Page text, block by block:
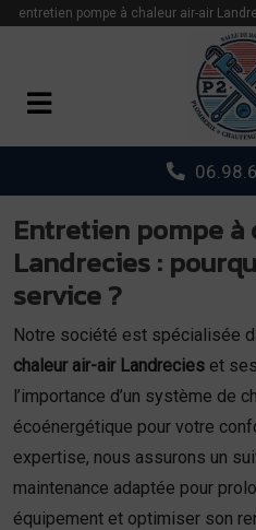
entretien pompe à chaleur air-air
Entretien pompe
Landrecies :
service ?
Notre société est spécialisée
chaleur air-air Landrecies et
l’importance d’un système de
écoénergétique pour votre
expertise, nous assurons un
maintenance adaptée pour
équipement et optimiser son
Panneau de gestion des cookies